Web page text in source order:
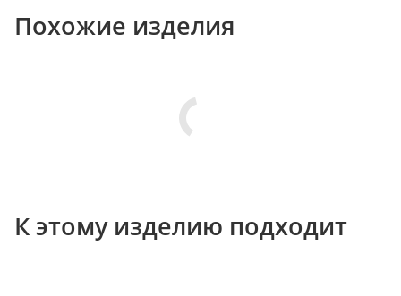
Похожие изделия
К этому изделию подходит